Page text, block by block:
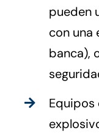
pueden
con una
banca),